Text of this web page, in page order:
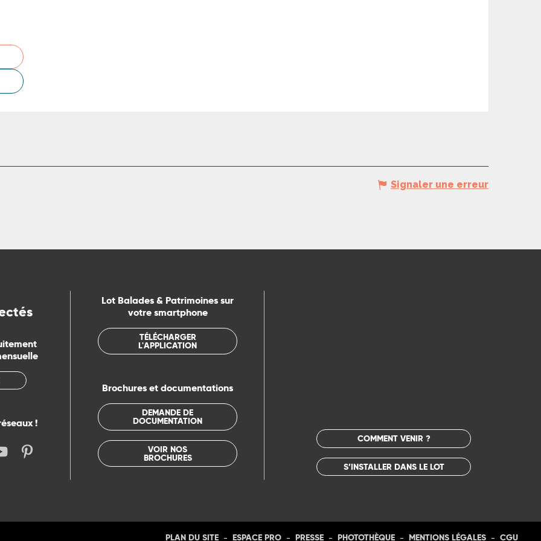
Signaler une erreur
!
Lot Balades & Patrimoines sur
votre smartphone
TÉLÉCHARGER
L'APPLICATION
Brochures et documentations
DEMANDE DE
DOCUMENTATION
VOIR NOS
BROCHURES
COMMENT VENIR ?
S’INSTALLER DANS LE LOT
PLAN DU SITE - ESPACE PRO - PRESSE - PHOTOTHÈQUE - MENTIONS LÉGALES - CGU